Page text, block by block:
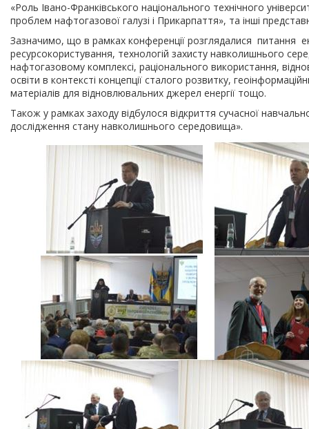
«Роль Івано-Франківського національного технічного
проблем нафтогазової галузі і Прикарпаття», та інші
Зазначимо, що в рамках конференції розглядалися питання
ресурсокористування, технологій захисту навколишнього
нафтогазовому комплексі, раціонального використання,
освіти в контексті концепції сталого розвитку,
матеріалів для відновлювальних джерел енергії тощо.
Також у рамках заходу відбулося відкриття сучасної
дослідження стану навколишнього середовища».